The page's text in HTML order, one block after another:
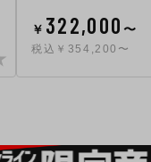
￥ 322,000 〜
税込￥354,200〜